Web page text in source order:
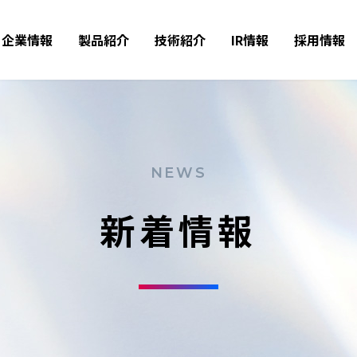
企業情報 製品紹介 技術紹介 IR情報 採用情報
NEWS
新着情報